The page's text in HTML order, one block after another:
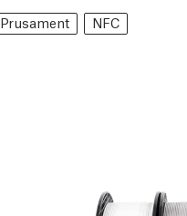
Prusament NFC